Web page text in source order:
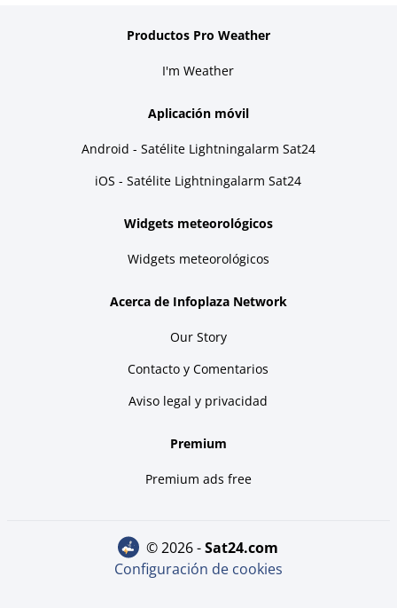
Productos Pro Weather
I'm Weather
Aplicación móvil
Android - Satélite Lightningalarm Sat24
iOS - Satélite Lightningalarm Sat24
Widgets meteorológicos
Widgets meteorológicos
Acerca de Infoplaza Network
Our Story
Contacto y Comentarios
Aviso legal y privacidad
Premium
Premium ads free
© 2026 - sat24.com
Configuración de cookies